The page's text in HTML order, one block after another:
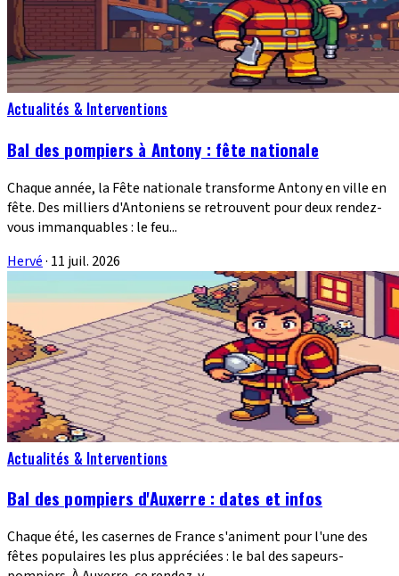
Actualités & Interventions
Bal des pompiers à Antony : fête nationale
Chaque année, la Fête nationale transforme Antony en ville en
fête. Des milliers d'Antoniens se retrouvent pour deux rendez-
vous immanquables : le feu...
Hervé· 11 juil. 2026
Actualités & Interventions
Bal des pompiers d'Auxerre : dates et infos
Chaque été, les casernes de France s'animent pour l'une des
fêtes populaires les plus appréciées : le bal des sapeurs-